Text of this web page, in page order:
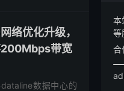
络优化升级，
200Mbps带宽
数据中心的
本
等
合